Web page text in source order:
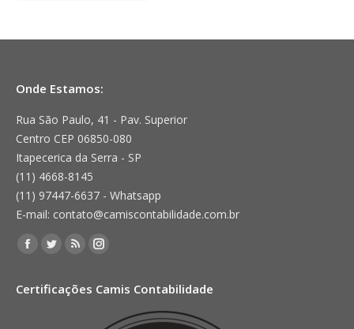
Onde Estamos:
Rua São Paulo, 41 - Pav. Superior
Centro CEP 06850-080
Itapecerica da Serra - SP
(11) 4668-8145
(11) 97447-6637 - Whatsapp
E-mail: contato@camiscontabilidade.com.br
Encontre-nos em:
Facebook
opens
Twitter
opens
Rss
opens
Instagram
opens
Certificações Camis Contabilidade